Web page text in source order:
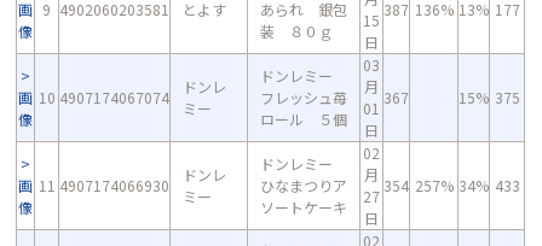
画
像
9 4902060203581 とよす
あられ 銀包
装 ８０ｇ
15
日
387 136% 13% 177
画
像
10 4907174067074
ドンレ
ミー
ドンレミー
フレッシュ苺
ロール ５個
03
月
01
日
367 15% 375
画
像
11 4907174066930
ドンレ
ミー
ドンレミー
ひなまつりア
ソートケーキ
02
月
27
日
354 257% 34% 433
02